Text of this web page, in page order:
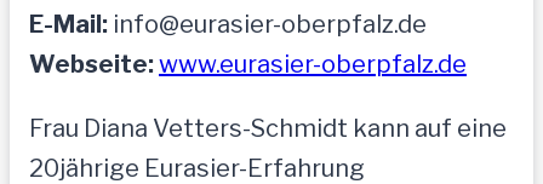
E-Mail: info@eurasier-oberpfalz.de
Webseite:www.eurasier-oberpfalz.de
Frau Diana Vetters-Schmidt kann auf eine
20jährige Eurasier-Erfahrung